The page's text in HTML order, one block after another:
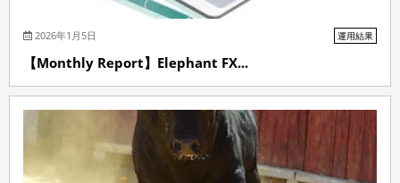
2026年1月5日 運用結果
【Monthly Report】Elephant FX...